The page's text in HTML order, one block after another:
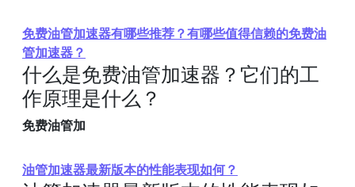
免费油管加速器有哪些推荐？有哪些值得信赖的免费油
管加速器？
什么是免费油管加速器？它们的工
作原理是什么？
免费油管加
油管加速器最新版本的性能表现如何？